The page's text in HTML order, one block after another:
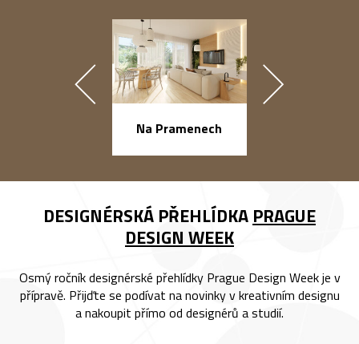
Na Pramenech
DESIGNÉRSKÁ PŘEHLÍDKA PRAGUE
DESIGN WEEK
Osmý ročník designérské přehlídky Prague Design Week je v
přípravě. Přijďte se podívat na novinky v kreativním designu
a nakoupit přímo od designérů a studií.